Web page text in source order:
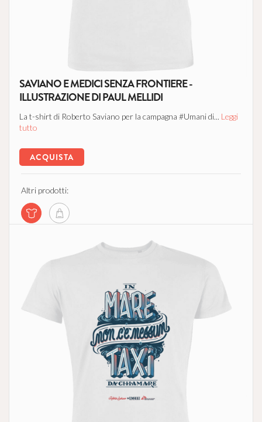
SAVIANO E MEDICI SENZA FRONTIERE -
ILLUSTRAZIONE DI PAUL MELLIDI
La t-shirt di Roberto Saviano per la campagna #Umani di... Leggi
tutto
ACQUISTA
Altri prodotti: